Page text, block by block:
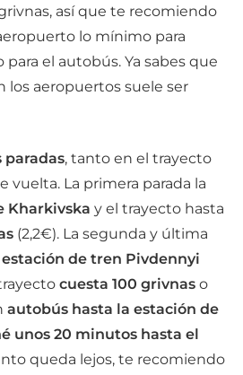
así que te recomiendo
lo mínimo para
el autobús. Ya sabes que
los aeropuertos suele ser
paradas, tanto en el trayecto
vuelta. La primera parada la
Kharkivska y el trayecto hasta
(2,2€). La segunda y última
estación de tren Pivdennyi
cuesta 100 grivnas o
autobús hasta la estación de
unos 20 minutos hasta el
queda lejos, te recomiendo